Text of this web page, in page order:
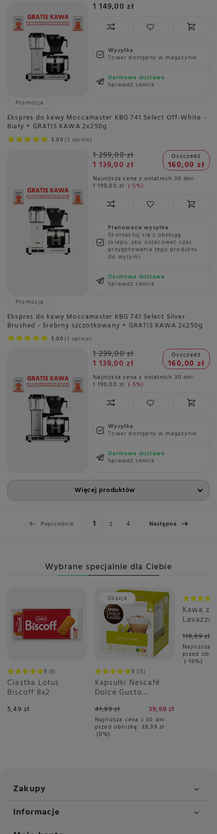
1 149,00 zł
Wysyłka
Towar dostępny w magazynie
Darmowa dostawa
Sprawdź cennik
Promocja
Ekspres do kawy Moccamaster KBG 741 Select Off-White -
Biały + GRATIS KAWA 2x250g
5.00 5 opinie
1 299,00 zł
1 139,00 zł
Oszczedź
160,00 zł
Najniższa cena z ostatnich 30 dni:
1 199,00 zł -5%
Planowana wysyłka
Skontaktuj się z obsługą
sklepu, aby oszacować czas
przygotowania tego produktu
do wysyłki.
Darmowa dostawa
Sprawdź cennik
Promocja
Ekspres do kawy Moccamaster KBG 741 Select Silver
Brushed - Srebrny szczotkowany + GRATIS KAWA 2x250g
5.00 3 opinie
1 299,00 zł
1 139,00 zł
Oszczedź
160,00 zł
Najniższa cena z ostatnich 30 dni:
1 199,00 zł -5%
Wysyłka
Towar dostępny w magazynie
Darmowa dostawa
Sprawdź cennik
Więcej produktów
Poprzednia z 4 Następna
Wybrane specjalnie dla Ciebie
5 9
Ciastka Lotus
Biscoff 8x2
5,49 zł
Okazja
5 15
Kapsułki Nescafé
Dolce Gusto
41,99 zł 39,99 zł
Najniższa cena z 30 dni
przed obniżką: 39,99 zł
0%
Kawa
Lavazza
119,99 zł
Najniższa
przed
-16%
Zakupy
Informacje